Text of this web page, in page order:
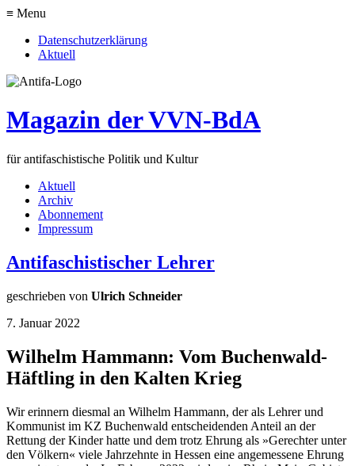
≡ Menu
Datenschutzerklärung
Aktuell
Magazin der VVN-BdA
für antifaschistische Politik und Kultur
Aktuell
Archiv
Abonnement
Impressum
Antifaschistischer Lehrer
geschrieben von Ulrich Schneider
7. Januar 2022
Wilhelm Hammann: Vom Buchenwald-
Häftling in den Kalten Krieg
Wir erinnern diesmal an Wilhelm Hammann, der als Lehrer und
Kommunist im KZ Buchenwald entscheidenden Anteil an der
Rettung der Kinder hatte und dem trotz Ehrung als »Gerechter unter
den Völkern« viele Jahrzehnte in Hessen eine angemessene Ehrung